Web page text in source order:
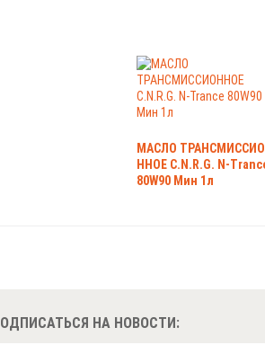
МАСЛО ТРАНСМИССИО
ННОЕ C.N.R.G. N-
80W90 Мин 1л
НА НОВОСТИ: